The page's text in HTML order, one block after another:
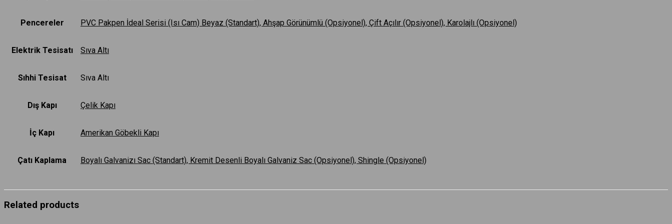
Pencereler PVC Pakpen İdeal Serisi (Isı Cam) Beyaz (Standart), Ahşap Görünümlü (Opsiyonel), Çift Açılır (Opsiyonel), Karolajlı (Opsiyonel)
Elektrik Tesisatı Sıva Altı
Sıhhi Tesisat Sıva Altı
Dış Kapı Çelik Kapı
İç Kapı Amerikan Göbekli Kapı
Çatı Kaplama Boyalı Galvanizı Sac (Standart), Kremit Desenli Boyalı Galvaniz Sac (Opsiyonel), Shingle (Opsiyonel)
Related products